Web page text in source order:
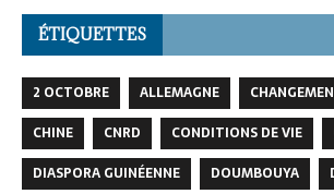
ÉTIQUETTES
2 OCTOBRE ALLEMAGNE
CHINE
CNRD CONDITIONS DE VIE
DIASPORA GUINÉENNE
DOUMBOUYA